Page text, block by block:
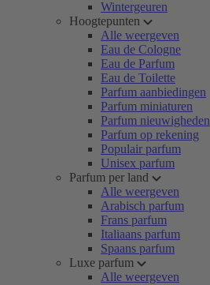
Wintergeuren
Hoogtepunten
Alle weergeven
Eau de Cologne
Eau de Parfum
Eau de Toilette
Parfum aanbiedingen
Parfum miniaturen
Parfum nieuwigheden
Parfum op rekening
Populair parfum
Unisex parfum
Parfum per land
Alle weergeven
Arabisch parfum
Frans parfum
Italiaans parfum
Spaans parfum
Luxe parfum
Alle weergeven